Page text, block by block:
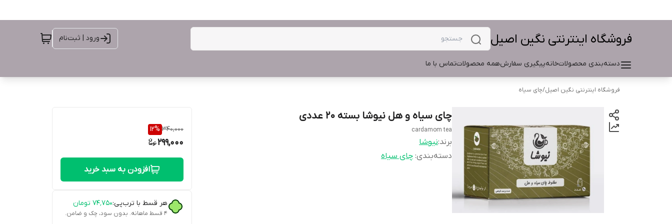
فروشگاه اینترنتی نگین اصیل ورود | ثبت‌نام
دسته‌بندی محصولاتخانهپیگیری سفارشهمه محصولاتتماس با ما
فروشگاه اینترنتی نگین اصیل/چای سیاه
چای سیاه و هل نیوشا بسته 20 عددی
cardamom tea
برند:نیوشا
دسته‌بندی: چای سیاه
340,000
12%
299,000
افزودن به سبد خرید
هر قسط با ترب‌پی:۷۴٬۷۵۰ تومان
۴ قسط ماهانه. بدون سود، چک و ضامن.